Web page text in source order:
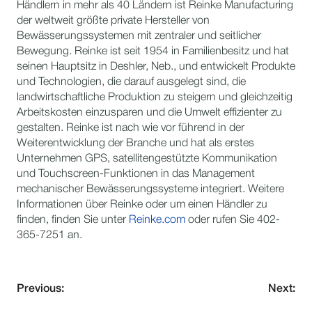
Händlern in mehr als 40 Ländern ist Reinke Manufacturing
der weltweit größte private Hersteller von
Bewässerungssystemen mit zentraler und seitlicher
Bewegung. Reinke ist seit 1954 in Familienbesitz und hat
seinen Hauptsitz in Deshler, Neb., und entwickelt Produkte
und Technologien, die darauf ausgelegt sind, die
landwirtschaftliche Produktion zu steigern und gleichzeitig
Arbeitskosten einzusparen und die Umwelt effizienter zu
gestalten. Reinke ist nach wie vor führend in der
Weiterentwicklung der Branche und hat als erstes
Unternehmen GPS, satellitengestützte Kommunikation
und Touchscreen-Funktionen in das Management
mechanischer Bewässerungssysteme integriert. Weitere
Informationen über Reinke oder um einen Händler zu
finden, finden Sie unter Reinke.com oder rufen Sie 402-
365-7251 an.
Previous: Next: